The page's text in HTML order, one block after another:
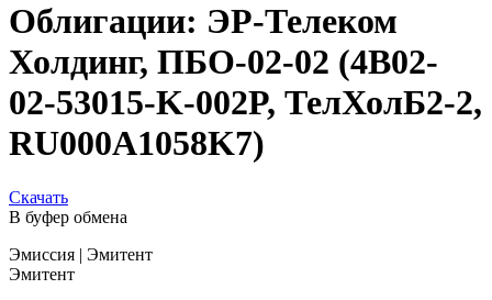
Облигации: ЭР-Телеком
Холдинг, ПБО-02-02 (4B02-
02-53015-K-002P, ТелХолБ2-2,
RU000A1058K7)
Скачать
В буфер обмена
Эмиссия | Эмитент
Эмитент